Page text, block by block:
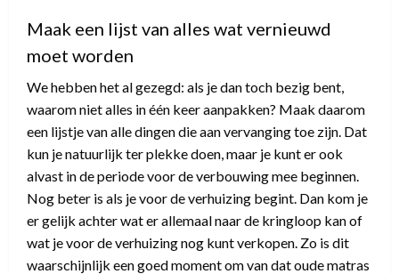
Maak een lijst van alles wat vernieuwd
moet worden
We hebben het al gezegd: als je dan toch bezig bent,
waarom niet alles in één keer aanpakken? Maak daarom
een lijstje van alle dingen die aan vervanging toe zijn. Dat
kun je natuurlijk ter plekke doen, maar je kunt er ook
alvast in de periode voor de verbouwing mee beginnen.
Nog beter is als je voor de verhuizing begint. Dan kom je
er gelijk achter wat er allemaal naar de kringloop kan of
wat je voor de verhuizing nog kunt verkopen. Zo is dit
waarschijnlijk een goed moment om van dat oude matras